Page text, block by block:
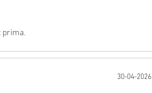
prima.
30-04-2026